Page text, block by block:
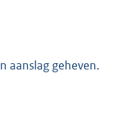
aanslag geheven.